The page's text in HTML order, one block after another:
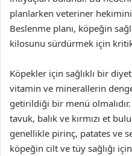
planlarken veteriner
Beslenme planı, köpeğin
kilosunu sürdürmek için
Köpekler için sağlıklı bir
vitamin ve minerallerin
getirildiği bir menü
tavuk, balık ve kırmızı et
genellikle pirinç, patates ve
köpeğin cilt ve tüy sağlığı